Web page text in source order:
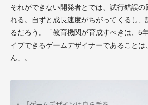
それができない開発者とでは、試行錯誤の
れる。自ずと成長速度がちがってくるし
るだろう。「教育機関が育成すべきは、5
イブできるゲームデザイナーであること
ん」。